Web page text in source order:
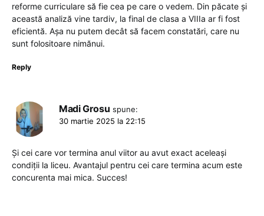
reforme curriculare să fie cea pe care o vedem. Din păcate și
această analiză vine tardiv, la final de clasa a VIIIa ar fi fost
eficientă. Așa nu putem decât să facem constatări, care nu
sunt folositoare nimănui.
Reply
Madi Grosu spune:
30 martie 2025 la 22:15
Și cei care vor termina anul viitor au avut exact aceleași
condiții la liceu. Avantajul pentru cei care termina acum este
concurenta mai mica. Succes!